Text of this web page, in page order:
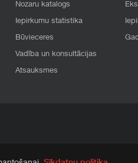
Nozaru katalogs
Iepirkumu statistika
Būvieceres
Vadība un konsultācijas
Atsauksmes